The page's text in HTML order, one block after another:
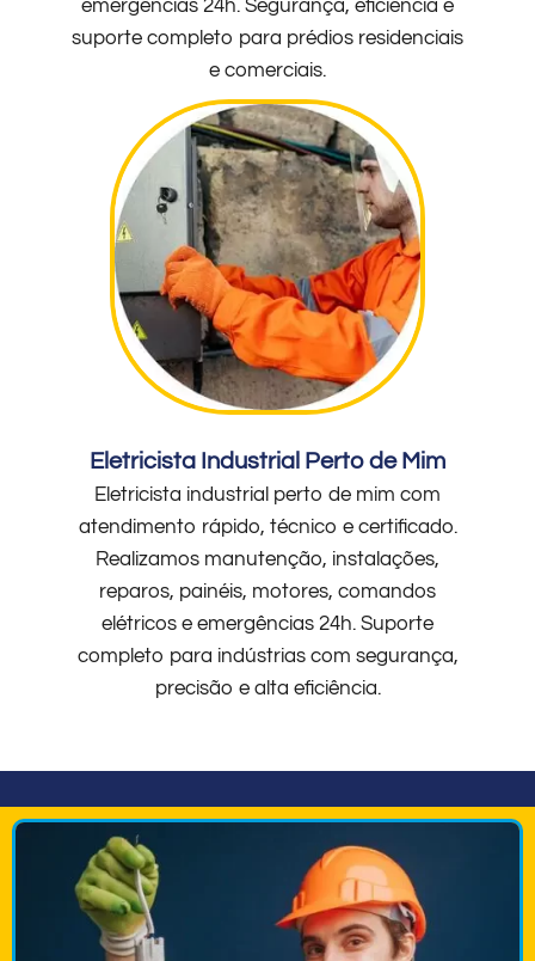
emergências 24h. Segurança, eficiência e
suporte completo para prédios residenciais
e comerciais.
Eletricista Industrial Perto de Mim
Eletricista industrial perto de mim com
atendimento rápido, técnico e certificado.
Realizamos manutenção, instalações,
reparos, painéis, motores, comandos
elétricos e emergências 24h. Suporte
completo para indústrias com segurança,
precisão e alta eficiência.